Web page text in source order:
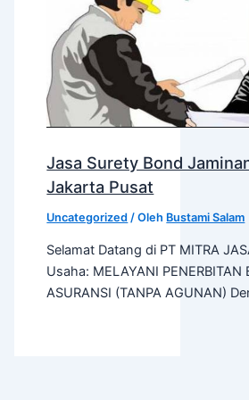
Jasa Surety Bond
Jakarta Pusat
Uncategorized / Oleh Bustami Salam
Selamat Datang di PT MITRA
Usaha: MELAYANI PENERBITAN
ASURANSI (TANPA AGUNAN)